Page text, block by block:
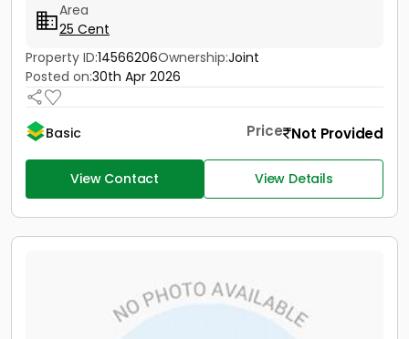
Area
25 Cent
Property ID:14566206Ownership:Joint
Posted on:30th Apr 2026
Basic Price Not Provided
View Contact View Details